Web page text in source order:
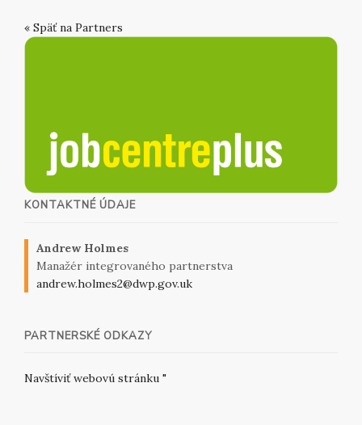
« Späť na Partners
KONTAKTNÉ ÚDAJE
Andrew Holmes
Manažér integrovaného partnerstva
andrew.holmes2@dwp.gov.uk
PARTNERSKÉ ODKAZY
Navštíviť webovú stránku "